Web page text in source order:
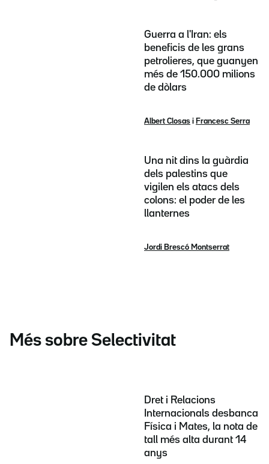
Guerra a l'Iran: els
beneficis de les grans
petrolieres, que guanyen
més de 150.000 milions
de dòlars
Albert Closas i Francesc Serra
Una nit dins la guàrdia
dels palestins que
vigilen els atacs dels
colons: el poder de les
llanternes
Jordi Brescó Montserrat
Més sobre Selectivitat
Dret i Relacions
Internacionals desbanca
Física i Mates, la nota de
tall més alta durant 14
anys